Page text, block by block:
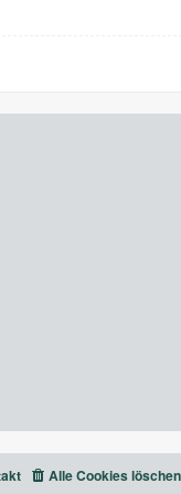
Alle Cookies löschen